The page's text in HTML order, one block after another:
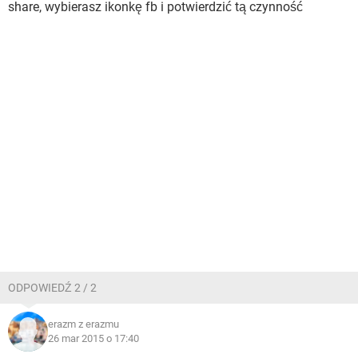
share, wybierasz ikonkę fb i potwierdzić tą czynność
ODPOWIEDŹ 2 / 2
erazm z erazmu
26 mar 2015 o 17:40